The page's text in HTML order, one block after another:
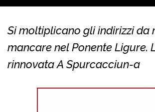
Si moltiplicano gli indirizzi da
mancare nel Ponente Ligure.
rinnovata A Spurcacciun-a